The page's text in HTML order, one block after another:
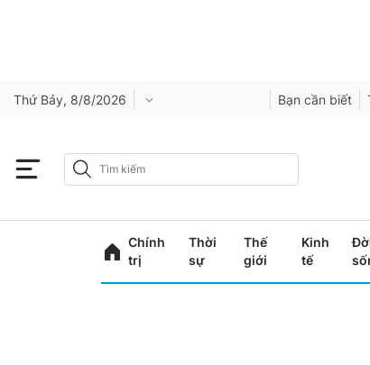
Thứ Bảy, 8/8/2026 Bạn cần biết
Chính
trị
Thời
sự
Thế
giới
Kinh
tế